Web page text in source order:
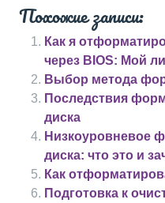
Похожие записи:
Как я
через BIOS: Мой
Выбор метода
Последствия
диска
Низкоуровневое
диска: что это и
Как
Подготовка к